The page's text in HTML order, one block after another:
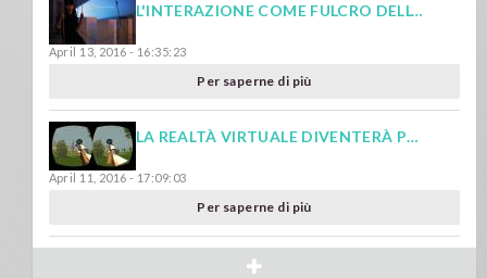
L'INTERAZIONE COME FULCRO DELL'ESPERIENZA DELLA REALTÀ VIRTUALE
April 13, 2016 - 16:35:23
Per saperne di più
LA REALTÀ VIRTUALE DIVENTERÀ PRESTO IL FUTURO DEI VIDEOGIOCHI
April 11, 2016 - 17:09:03
Per saperne di più